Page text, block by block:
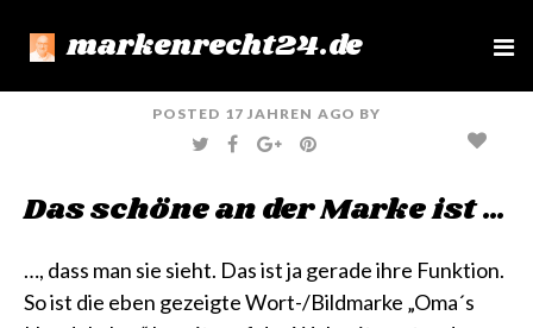
markenrecht24.de
e
POSTED 17 JAHREN AGO BY
T
W
E
F
A
O
G
O
E
P
I
R
Das schöne an der Marke ist …
…, dass man sie sieht. Das ist ja gerade ihre Funktion.
So ist die eben gezeigte Wort-/Bildmarke „Oma´s